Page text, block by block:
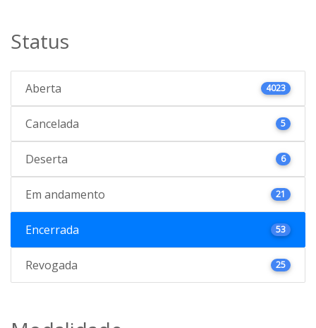
Status
Aberta 4023
Cancelada 5
Deserta 6
Em andamento 21
Encerrada 53
Revogada 25